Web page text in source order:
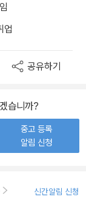
업
공유하기
습니까?
중고 등록
알림 신청
신간알림 신청